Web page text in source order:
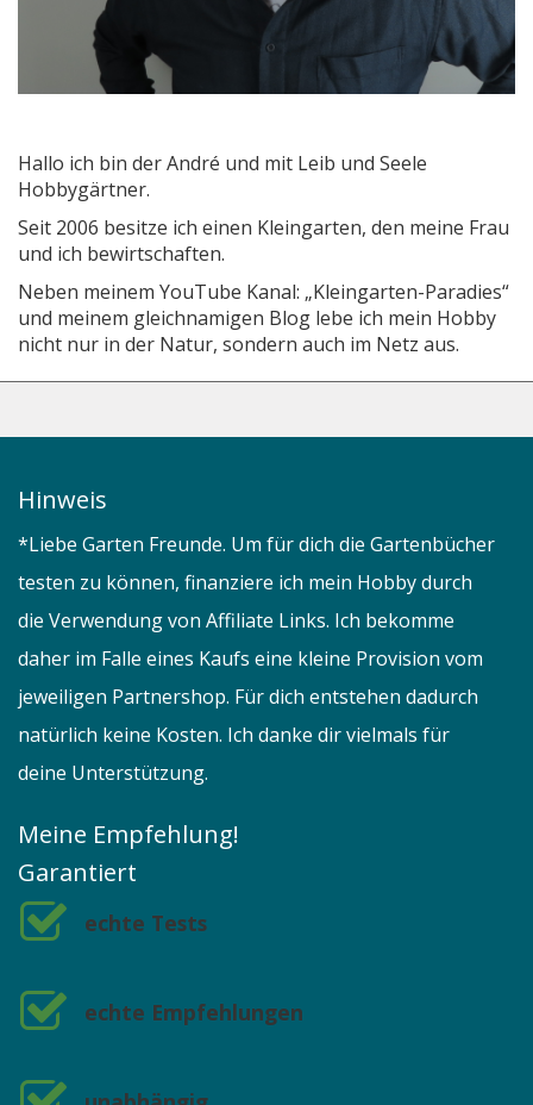
Hallo ich bin der André und mit Leib und Seele
Hobbygärtner.
Seit 2006 besitze ich einen Kleingarten, den meine Frau
und ich bewirtschaften.
Neben meinem YouTube Kanal: „Kleingarten-Paradies“
und meinem gleichnamigen Blog lebe ich mein Hobby
nicht nur in der Natur, sondern auch im Netz aus.
Hinweis
*Liebe Garten Freunde. Um für dich die Gartenbücher
testen zu können, finanziere ich mein Hobby durch
die Verwendung von Affiliate Links. Ich bekomme
daher im Falle eines Kaufs eine kleine Provision vom
jeweiligen Partnershop. Für dich entstehen dadurch
natürlich keine Kosten. Ich danke dir vielmals für
deine Unterstützung.
Meine Empfehlung!
Garantiert
echte Tests
echte Empfehlungen